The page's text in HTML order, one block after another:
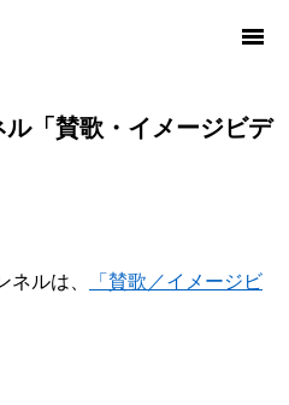
「賛歌・イメージビデ
ルは、
「賛歌／イメージビ